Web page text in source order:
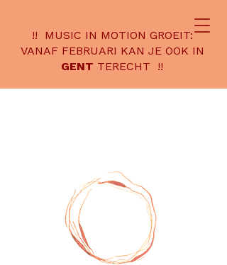
!! MUSIC IN MOTION GROEIT:
VANAF FEBRUARI KAN JE OOK IN
GENT TERECHT !!